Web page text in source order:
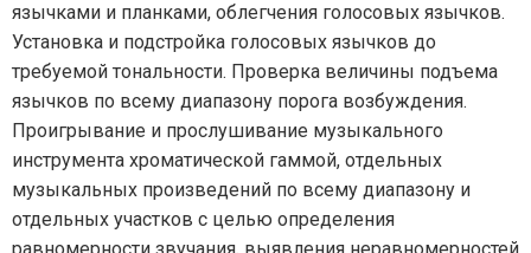
язычками и планками, облегчения голосовых язычков.
Установка и подстройка голосовых язычков до
требуемой тональности. Проверка величины подъема
язычков по всему диапазону порога возбуждения.
Проигрывание и прослушивание музыкального
инструмента хроматической гаммой, отдельных
музыкальных произведений по всему диапазону и
отдельных участков с целью определения